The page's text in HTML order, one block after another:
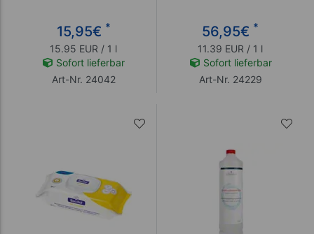
15,95€ *
15.95 EUR / 1 l
Sofort lieferbar
Art-Nr. 24042
56,95€ *
11.39 EUR / 1 l
Sofort lieferbar
Art-Nr. 24229